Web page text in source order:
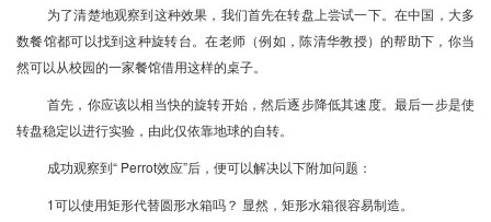
为了清楚地观察到这种效果，我们首先在转盘上尝试一下。在中国，大多
数餐馆都可以找到这种旋转台。在老师（例如，陈清华教授）的帮助下，你当
然可以从校园的一家餐馆借用这样的桌子。
首先，你应该以相当快的旋转开始，然后逐步降低其速度。最后一步是使
转盘稳定以进行实验，由此仅依靠地球的自转。
成功观察到“ Perrot效应”后，便可以解决以下附加问题：
1可以使用矩形代替圆形水箱吗？ 显然，矩形水箱很容易制造。